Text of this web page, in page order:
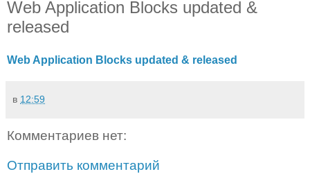
Web Application Blocks updated &
released
Web Application Blocks updated & released
в 12:59
Комментариев нет:
Отправить комментарий